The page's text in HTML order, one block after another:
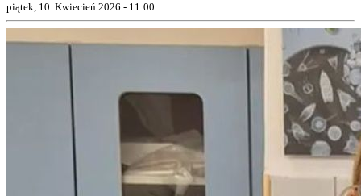
piątek, 10. Kwiecień 2026 - 11:00